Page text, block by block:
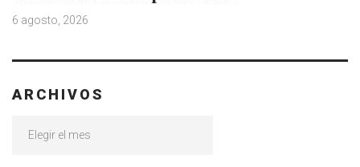
6 agosto, 2026
ARCHIVOS